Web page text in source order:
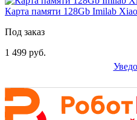
Карта памяти 128Gb Imilab
Под заказ
1 499 руб.